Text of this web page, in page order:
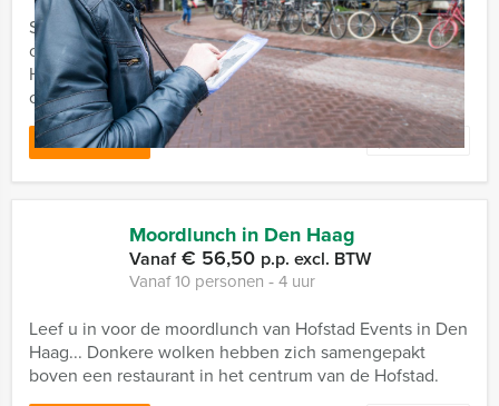
Sensationeel, avontuurlijk en afgewisseld met gezellige
culinaire verrassingen! Escape City Brunch Game in Den
Haag van Hofstad Events is misschien wel het meest
complete ...
LEES MEER Favoriet
Moordlunch in Den Haag
Vanaf€ 56,50 p.p. excl. BTW
Vanaf 10 personen ‐ 4 uur
Leef u in voor de moordlunch van Hofstad Events in Den
Haag... Donkere wolken hebben zich samengepakt
boven een restaurant in het centrum van de Hofstad.